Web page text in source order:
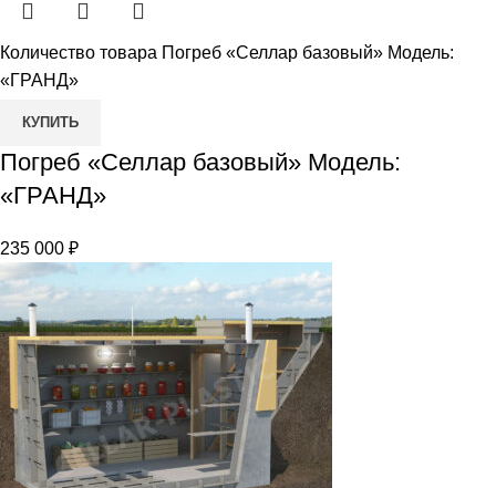
Количество товара Погреб «Селлар базовый» Модель:
«ГРАНД»
КУПИТЬ
Погреб «Селлар базовый» Модель:
«ГРАНД»
235 000 ₽